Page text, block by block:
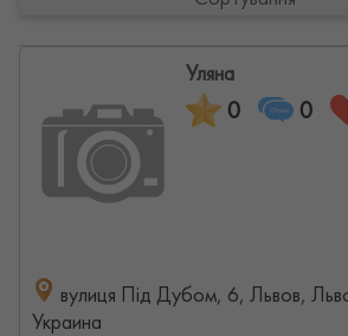
Уляна
0 0
вулиця Під Дубом, 6, Львов,
Украина